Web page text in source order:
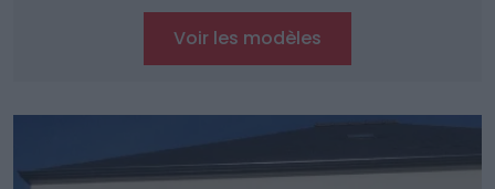
Voir les modèles